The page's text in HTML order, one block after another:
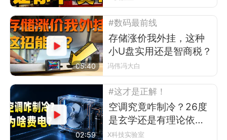
05:40
#数码最前线
存储涨价我外挂，这种
小U盘实用还是智商税？
冯伟冯大白
02:59
#这才是正解！
空调究竟咋制冷？26度
是玄学还是有理论依
据？
X科技实验室